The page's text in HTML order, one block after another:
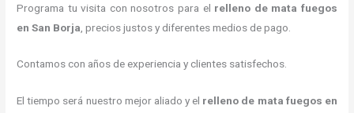
Programa tu visita con nosotros para el relleno de mata fuegos
en San Borja , precios justos y diferentes medios de pago.
Contamos con años de experiencia y clientes satisfechos.
El tiempo será nuestro mejor aliado y el relleno de mata fuegos en